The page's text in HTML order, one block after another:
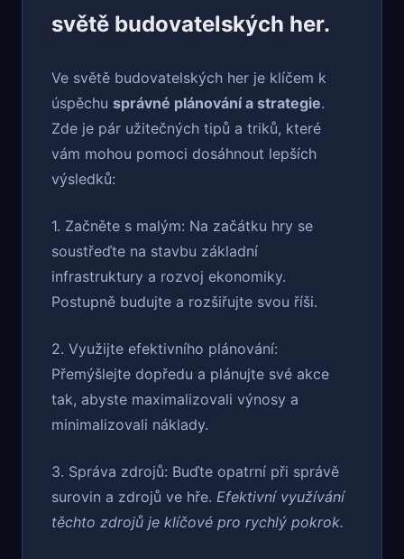
světě budovatelských her.
Ve světě budovatelských her je klíčem k
úspěchu správné plánování a strategie.
Zde je pár užitečných tipů a triků, které
vám mohou pomoci dosáhnout lepších
výsledků:
1. Začněte s malým: Na začátku hry se
soustřeďte na stavbu základní
infrastruktury a rozvoj ekonomiky.
Postupně budujte a rozšiřujte svou říši.
2. Využijte efektivního plánování:
Přemýšlejte dopředu a plánujte své akce
tak, abyste maximalizovali výnosy a
minimalizovali náklady.
3. Správa zdrojů: Buďte opatrní při správě
surovin a zdrojů ve hře. Efektivní využívání
těchto zdrojů je klíčové pro rychlý pokrok.